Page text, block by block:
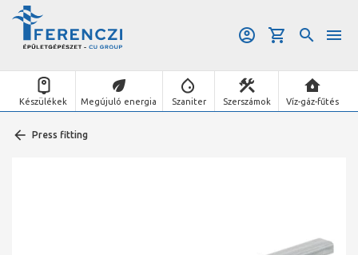
Készülékek Megújuló energia Szaniter Szerszámok Víz-gáz-fűtés
Press fitting